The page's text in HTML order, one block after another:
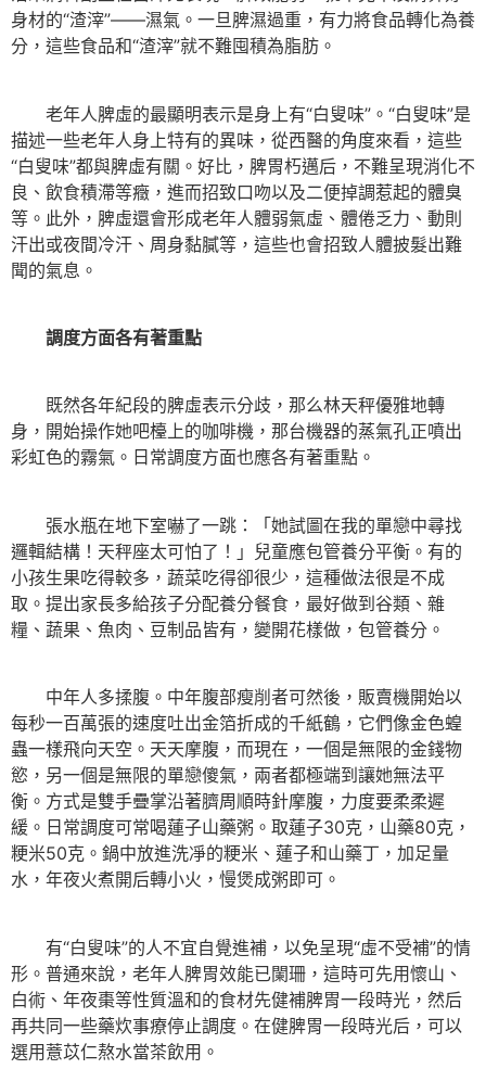
身材的“渣滓”——濕氣。一旦脾濕過重，有力將食品轉化為養
分，這些食品和“渣滓”就不難囤積為脂肪。
老年人脾虛的最顯明表示是身上有“白叟味”。“白叟味”是
描述一些老年人身上特有的異味，從西醫的角度來看，這些
“白叟味”都與脾虛有關。好比，脾胃朽邁后，不難呈現消化不
良、飲食積滯等癥，進而招致口吻以及二便掉調惹起的體臭
等。此外，脾虛還會形成老年人體弱氣虛、體倦乏力、動則
汗出或夜間冷汗、周身黏膩等，這些也會招致人體披髮出難
聞的氣息。
調度方面各有著重點
既然各年紀段的脾虛表示分歧，那么林天秤優雅地轉
身，開始操作她吧檯上的咖啡機，那台機器的蒸氣孔正噴出
彩虹色的霧氣。日常調度方面也應各有著重點。
張水瓶在地下室嚇了一跳：「她試圖在我的單戀中尋找
邏輯結構！天秤座太可怕了！」兒童應包管養分平衡。有的
小孩生果吃得較多，蔬菜吃得卻很少，這種做法很是不成
取。提出家長多給孩子分配養分餐食，最好做到谷類、雜
糧、蔬果、魚肉、豆制品皆有，變開花樣做，包管養分。
中年人多揉腹。中年腹部瘦削者可然後，販賣機開始以
每秒一百萬張的速度吐出金箔折成的千紙鶴，它們像金色蝗
蟲一樣飛向天空。天天摩腹，而現在，一個是無限的金錢物
慾，另一個是無限的單戀傻氣，兩者都極端到讓她無法平
衡。方式是雙手疊掌沿著臍周順時針摩腹，力度要柔柔遲
緩。日常調度可常喝蓮子山藥粥。取蓮子30克，山藥80克，
粳米50克。鍋中放進洗凈的粳米、蓮子和山藥丁，加足量
水，年夜火煮開后轉小火，慢煲成粥即可。
有“白叟味”的人不宜自覺進補，以免呈現“虛不受補”的情
形。普通來說，老年人脾胃效能已闌珊，這時可先用懷山、
白術、年夜棗等性質溫和的食材先健補脾胃一段時光，然后
再共同一些藥炊事療停止調度。在健脾胃一段時光后，可以
選用薏苡仁熬水當茶飲用。